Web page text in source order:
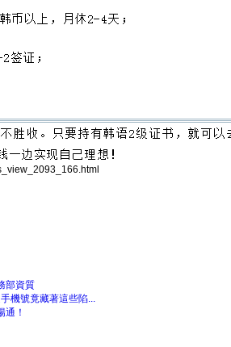
部資質
機號竟藏著這些陷...
通！